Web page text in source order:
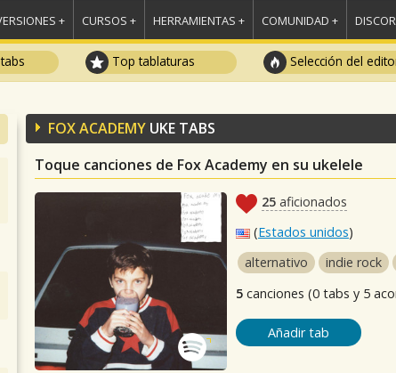
+ CURSOS + HERRAMIENTAS + COMUNIDAD +
Top tablaturas Selección del
FOX ACADEMY UKE TABS
Toque canciones de Fox Academy en su ukelele
25 aficionados
(Estados unidos)
alternativo
indie rock
5 canciones (0 tabs y 5
Añadir tab